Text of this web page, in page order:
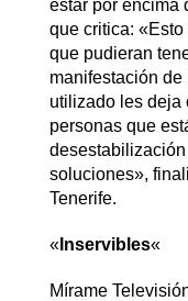
estar por encima
que critica:
que pudieran
manifestación de
utilizado les deja
personas que
soluciones»,
Tenerife.
«Inservibles«
Mírame